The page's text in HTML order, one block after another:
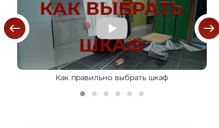
Как правильно выбрать шкаф